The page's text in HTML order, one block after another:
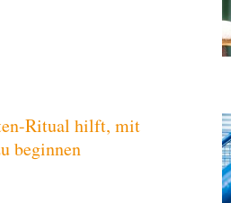
Ritual hilft, mit
beginnen